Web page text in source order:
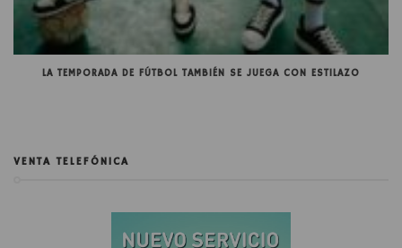
LA TEMPORADA DE FÚTBOL TAMBIÉN SE JUEGA CON ESTILAZO
VENTA TELEFÓNICA